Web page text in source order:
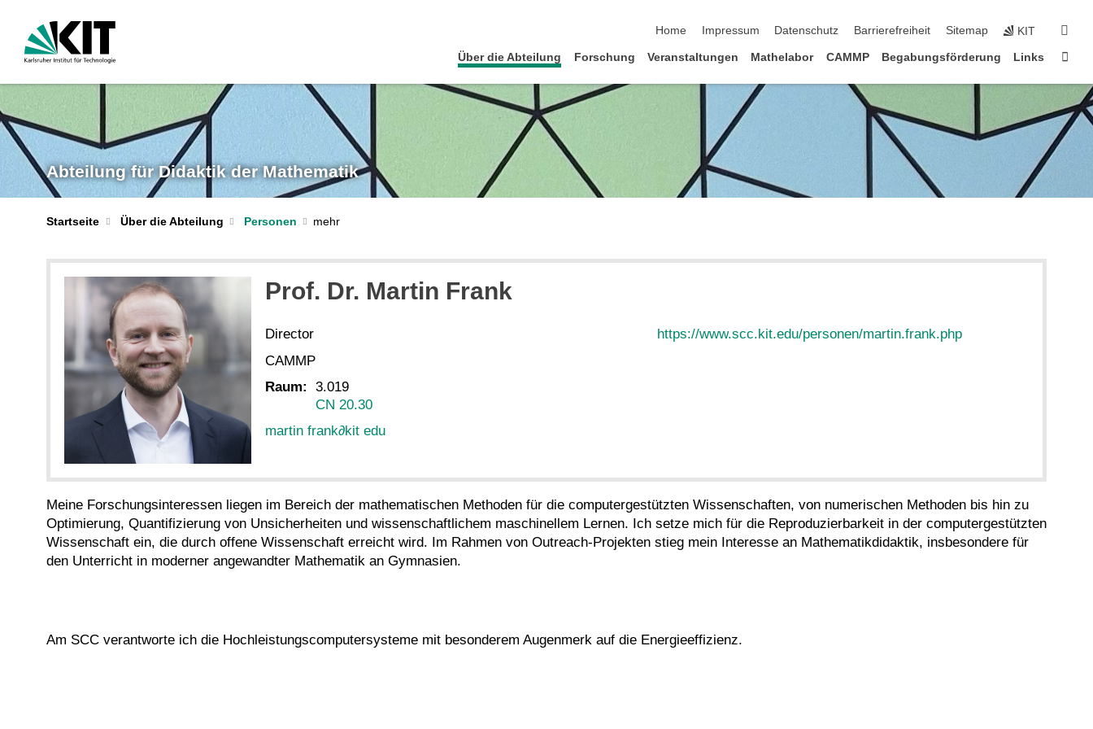
Home
Impressum Datenschutz Barrierefreiheit Sitemap KIT
Über die Abteilung Forschung Veranstaltungen Mathelabor CAMMP Begabungsförderung Links
Abteilung für Didaktik der Mathematik
Startseite Über die Abteilung Personen
Prof. Dr. Martin Frank
Director
CAMMP
Raum:
3.019
CN 20.30
martin frank∂kit edu
https://www.scc.kit.edu/personen/martin.frank.php
Meine Forschungsinteressen liegen im Bereich der mathematischen Methoden für die computergestützten Wissenschaften, von numerischen Methoden bis hin zu
Optimierung, Quantifizierung von Unsicherheiten und wissenschaftlichem maschinellem Lernen. Ich setze mich für die Reproduzierbarkeit in der computergestützten
Wissenschaft ein, die durch offene Wissenschaft erreicht wird. Im Rahmen von Outreach-Projekten stieg mein Interesse an Mathematikdidaktik, insbesondere für
den Unterricht in moderner angewandter Mathematik an Gymnasien.
Am SCC verantworte ich die Hochleistungscomputersysteme mit besonderem Augenmerk auf die Energieeffizienz.